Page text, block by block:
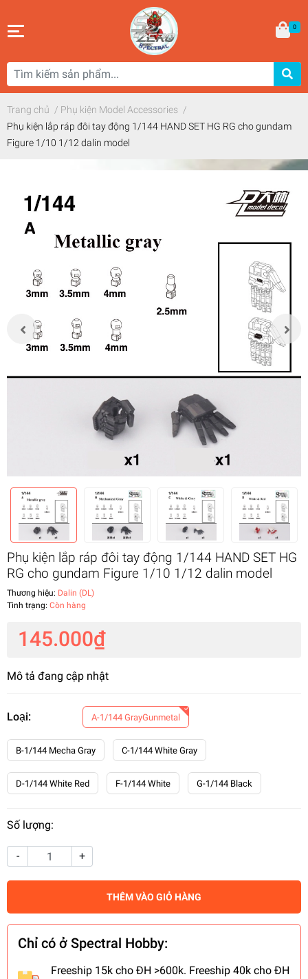
0
Trang chủ / Phụ kiện Model Accessories /
Phụ kiện lắp ráp đôi tay động 1/144 HAND SET HG RG cho gundam
Figure 1/10 1/12 dalin model
Phụ kiện lắp ráp đôi tay động 1/144 HAND SET HG
RG cho gundam Figure 1/10 1/12 dalin model
Thương hiệu: Dalin (DL)
Tình trạng: Còn hàng
145.000₫
Mô tả đang cập nhật
Loại: A-1/144 GrayGunmetal
B-1/144 Mecha Gray C-1/144 White Gray
D-1/144 White Red F-1/144 White G-1/144 Black
Số lượng:
- +
THÊM VÀO GIỎ HÀNG
Chỉ có ở Spectral Hobby:
Freeship 15k cho ĐH >600k. Freeship 40k cho ĐH